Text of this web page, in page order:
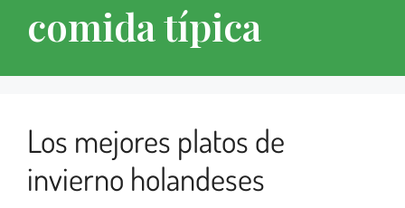
comida típica
Los mejores platos de
invierno holandeses